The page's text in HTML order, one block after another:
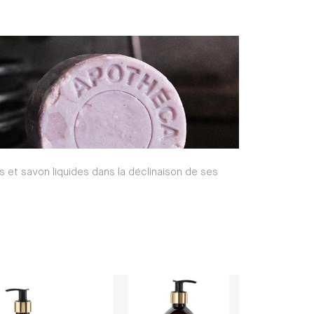
savon liquides dans la déclinaison de ses